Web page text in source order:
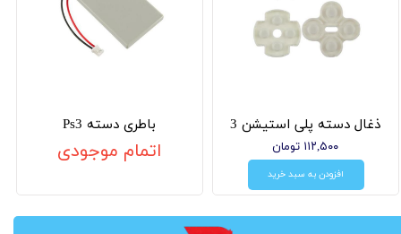
ذغال دسته پلی استیشن 3
۱۱۲,۵۰۰ تومان
افزودن به سبد خرید
باطری دسته Ps3
اتمام موجودی